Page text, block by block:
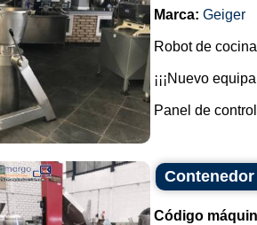
Marca: Geiger
Robot de
¡¡¡Nuevo
Panel de
Código